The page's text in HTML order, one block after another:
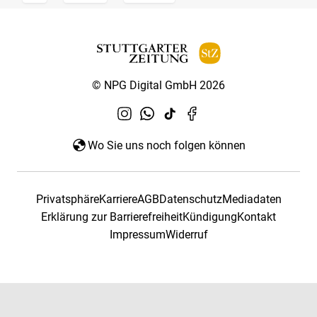
© NPG Digital GmbH 2026
Wo Sie uns noch folgen können
PrivatsphäreKarriereAGBDatenschutzMediadaten
Erklärung zur BarrierefreiheitKündigungKontakt
ImpressumWiderruf